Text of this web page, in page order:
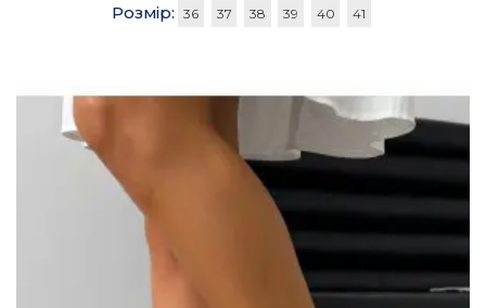
Розмір: 36 37 38 39 40 41